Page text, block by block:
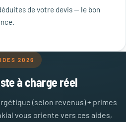
de votre devis — le bon
2026
à charge réel
(selon revenus) + primes
vous oriente vers ces aides,